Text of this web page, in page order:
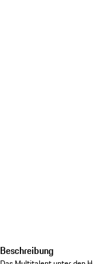
Beschreibung